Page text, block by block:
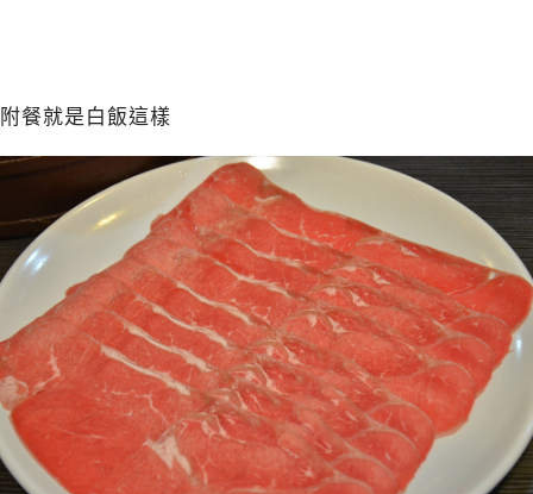
附餐就是白飯這樣